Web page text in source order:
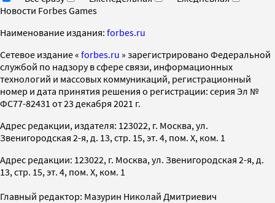
Новости Forbes Games
Наименование издания: forbes.ru
Cетевое издание « forbes.ru » зарегистрировано Федеральной
службой по надзору в сфере связи, информационных
технологий и массовых коммуникаций, регистрационный
номер и дата принятия решения о регистрации: серия Эл №
ФС77-82431 от 23 декабря 2021 г.
Адрес редакции, издателя: 123022, г. Москва, ул.
Звенигородская 2-я, д. 13, стр. 15, эт. 4, пом. X, ком. 1
Адрес редакции: 123022, г. Москва, ул. Звенигородская 2-я, д.
13, стр. 15, эт. 4, пом. X, ком. 1
Главный редактор: Мазурин Николай Дмитриевич